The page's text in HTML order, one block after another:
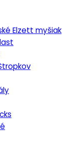
Elzett myšiak